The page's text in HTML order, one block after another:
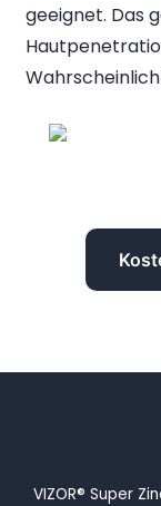
geeignet. Das
VIZOR® Super